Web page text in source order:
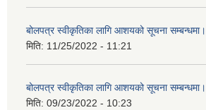
बोलपत्र स्वीकृतिका लागि आशयको सूचना सम्बन्धमा।
मिति: 11/25/2022 - 11:21
बोलपत्र स्वीकृतिका लागि आशयको सूचना सम्बन्धमा।
मिति: 09/23/2022 - 10:23